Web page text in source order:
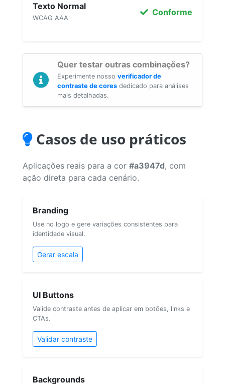
Texto Normal
WCAG AAA
Conforme
Quer testar outras combinações?
Experimente nosso verificador de
contraste de cores dedicado para análises
mais detalhadas.
Casos de uso práticos
Aplicações reais para a cor #a3947d, com
ação direta para cada cenário.
Branding
Use no logo e gere variações consistentes para
identidade visual.
Gerar escala
UI Buttons
Valide contraste antes de aplicar em botões, links e
CTAs.
Validar contraste
Backgrounds